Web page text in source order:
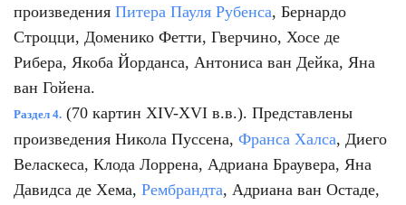
произведения Питера Пауля Рубенса, Бернардо
Строцци, Доменико Фетти, Гверчино, Хосе де
Рибера, Якоба Йорданса, Антониса ван Дейка, Яна
ван Гойена.
Раздел 4. (70 картин XIV-XVI в.в.). Представлены
произведения Никола Пуссена, Франса Халса, Диего
Веласкеса, Клода Лоррена, Адриана Браувера, Яна
Давидса де Хема, Рембрандта, Адриана ван Остаде,